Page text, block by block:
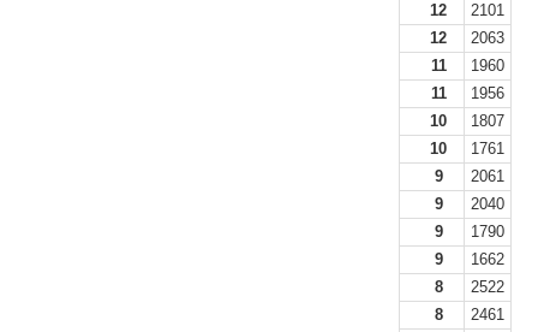
12
2101
12
2063
11
1960
11
1956
10
1807
10
1761
9
2061
9
2040
9
1790
9
1662
8
2522
8
2461